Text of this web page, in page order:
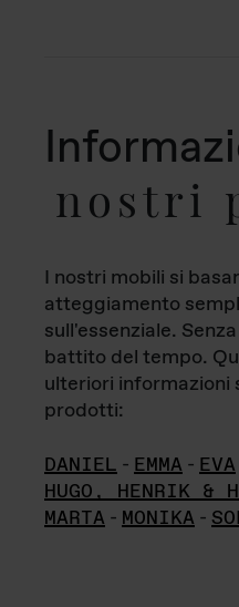
nostri
I nostri mobili si
atteggiamento
sull'essenziale.
battito del tempo.
ulteriori informazioni
prodotti:
DANIEL - EMMA - EVA
HUGO, HENRIK &
MARTA - MONIKA -